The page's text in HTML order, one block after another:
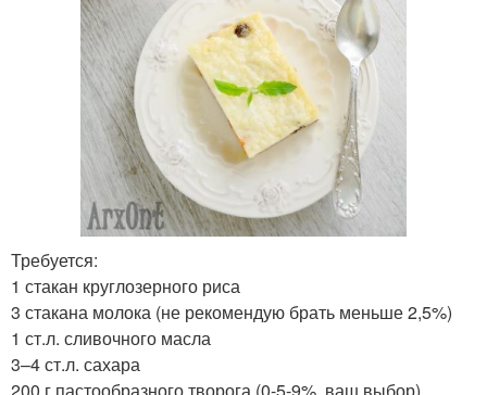
Требуется:
1 стакан круглозерного риса
3 стакана молока (не рекомендую брать меньше 2,5%)
1 ст.л. сливочного масла
3–4 ст.л. сахара